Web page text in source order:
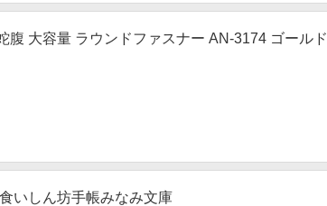
腹 大容量 ラウンドファスナー AN-3174 ゴールド
いしん坊手帳みなみ文庫